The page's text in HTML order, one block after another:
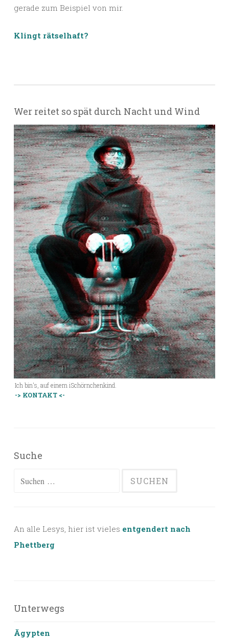
gerade zum Beispiel von mir.
Klingt rätselhaft?
Wer reitet so spät durch Nacht und Wind
Ich bin's, auf einem iSchörnchenkind.
-> KONTAKT <-
Suche
Suchen
An alle Lesys, hier ist vieles entgendert nach
Phettberg
Unterwegs
Ägypten